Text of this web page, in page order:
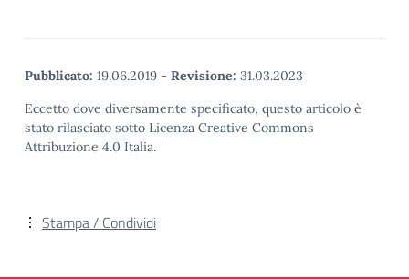
Pubblicato: 19.06.2019 - Revisione: 31.03.2023
Eccetto dove diversamente specificato, questo articolo è
stato rilasciato sotto Licenza Creative Commons
Attribuzione 4.0 Italia.
Stampa / Condividi